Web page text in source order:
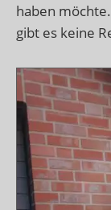
haben
gibt es keine